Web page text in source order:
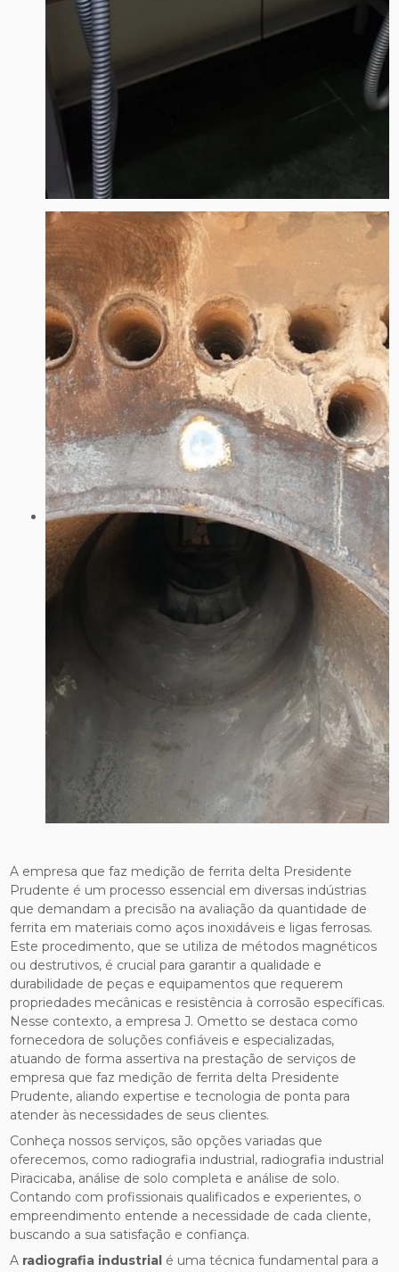
A empresa que faz medição de ferrita delta Presidente
Prudente é um processo essencial em diversas indústrias
que demandam a precisão na avaliação da quantidade de
ferrita em materiais como aços inoxidáveis e ligas ferrosas.
Este procedimento, que se utiliza de métodos magnéticos
ou destrutivos, é crucial para garantir a qualidade e
durabilidade de peças e equipamentos que requerem
propriedades mecânicas e resistência à corrosão específicas.
Nesse contexto, a empresa J. Ometto se destaca como
fornecedora de soluções confiáveis e especializadas,
atuando de forma assertiva na prestação de serviços de
empresa que faz medição de ferrita delta Presidente
Prudente, aliando expertise e tecnologia de ponta para
atender às necessidades de seus clientes.
Conheça nossos serviços, são opções variadas que
oferecemos, como radiografia industrial, radiografia industrial
Piracicaba, análise de solo completa e análise de solo.
Contando com profissionais qualificados e experientes, o
empreendimento entende a necessidade de cada cliente,
buscando a sua satisfação e confiança.
A radiografia industrial é uma técnica fundamental para a